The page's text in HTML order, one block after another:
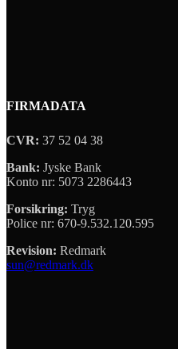
FIRMADATA
CVR: 37 52 04 38
Bank: Jyske Bank
Konto nr: 5073 2286443
Forsikring: Tryg
Police nr: 670-9.532.120.595
Revision: Redmark
sun@redmark.dk